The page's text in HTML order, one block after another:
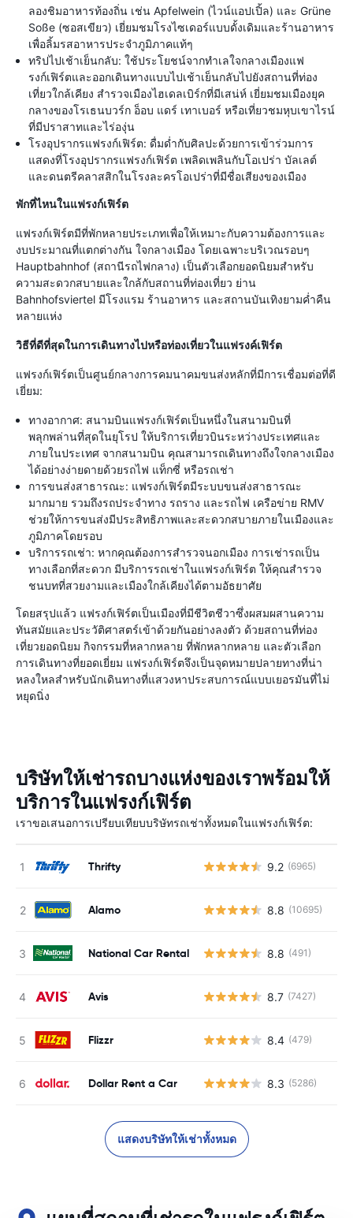
ลองชิมอาหารท้องถิ่น เช่น Apfelwein (ไวน์แอปเปิ้ล) และ Grüne
Soße (ซอสเขียว) เยี่ยมชมโรงไซเดอร์แบบดั้งเดิมและร้านอาหาร
เพื่อลิ้มรสอาหารประจำภูมิภาคแท้ๆ
ทริปไปเช้าเย็นกลับ: ใช้ประโยชน์จากทำเลใจกลางเมืองแฟ
รงก์เฟิร์ตและออกเดินทางแบบไปเช้าเย็นกลับไปยังสถานที่ท่อง
เที่ยวใกล้เคียง สำรวจเมืองไฮเดลเบิร์กที่มีเสน่ห์ เยี่ยมชมเมืองยุค
กลางของโรเธนบวร์ก อ็อบ แดร์ เทาเบอร์ หรือเที่ยวชมหุบเขาไรน์
ที่มีปราสาทและไร่องุ่น
โรงอุปรากรแฟรงก์เฟิร์ต: ดื่มด่ำกับศิลปะด้วยการเข้าร่วมการ
แสดงที่โรงอุปรากรแฟรงก์เฟิร์ต เพลิดเพลินกับโอเปร่า บัลเลต์
และดนตรีคลาสสิกในโรงละครโอเปร่าที่มีชื่อเสียงของเมือง
พักที่ไหนในแฟรงก์เฟิร์ต
แฟรงก์เฟิร์ตมีที่พักหลายประเภทเพื่อให้เหมาะกับความต้องการและ
งบประมาณที่แตกต่างกัน ใจกลางเมือง โดยเฉพาะบริเวณรอบๆ
Hauptbahnhof (สถานีรถไฟกลาง) เป็นตัวเลือกยอดนิยมสำหรับ
ความสะดวกสบายและใกล้กับสถานที่ท่องเที่ยว ย่าน
Bahnhofsviertel มีโรงแรม ร้านอาหาร และสถานบันเทิงยามค่ำคืน
หลายแห่ง
วิธีที่ดีที่สุดในการเดินทางไปหรือท่องเที่ยวในแฟรงค์เฟิร์ต
แฟรงก์เฟิร์ตเป็นศูนย์กลางการคมนาคมขนส่งหลักที่มีการเชื่อมต่อที่ดี
เยี่ยม:
ทางอากาศ: สนามบินแฟรงก์เฟิร์ตเป็นหนึ่งในสนามบินที่
พลุกพล่านที่สุดในยุโรป ให้บริการเที่ยวบินระหว่างประเทศและ
ภายในประเทศ จากสนามบิน คุณสามารถเดินทางถึงใจกลางเมือง
ได้อย่างง่ายดายด้วยรถไฟ แท็กซี่ หรือรถเช่า
การขนส่งสาธารณะ: แฟรงก์เฟิร์ตมีระบบขนส่งสาธารณะ
มากมาย รวมถึงรถประจำทาง รถราง และรถไฟ เครือข่าย RMV
ช่วยให้การขนส่งมีประสิทธิภาพและสะดวกสบายภายในเมืองและ
ภูมิภาคโดยรอบ
บริการรถเช่า: หากคุณต้องการสำรวจนอกเมือง การเช่ารถเป็น
ทางเลือกที่สะดวก มีบริการรถเช่าในแฟรงก์เฟิร์ต ให้คุณสำรวจ
ชนบทที่สวยงามและเมืองใกล้เคียงได้ตามอัธยาศัย
โดยสรุปแล้ว แฟรงก์เฟิร์ตเป็นเมืองที่มีชีวิตชีวาซึ่งผสมผสานความ
ทันสมัยและประวัติศาสตร์เข้าด้วยกันอย่างลงตัว ด้วยสถานที่ท่อง
เที่ยวยอดนิยม กิจกรรมที่หลากหลาย ที่พักหลากหลาย และตัวเลือก
การเดินทางที่ยอดเยี่ยม แฟรงก์เฟิร์ตจึงเป็นจุดหมายปลายทางที่น่า
หลงใหลสำหรับนักเดินทางที่แสวงหาประสบการณ์แบบเยอรมันที่ไม่
หยุดนิ่ง
บริษัทให้เช่ารถบางแห่งของเราพร้อมให้
บริการในแฟรงก์เฟิร์ต
เราขอเสนอการเปรียบเทียบบริษัทรถเช่าทั้งหมดในแฟรงก์เฟิร์ต:
Thrifty 9.2 (6965)
Alamo 8.8 (10695)
National Car Rental 8.8 (491)
Avis 8.7 (7427)
Flizzr 8.4 (479)
Dollar Rent a Car 8.3 (5286)
แสดงบริษัทให้เช่าทั้งหมด